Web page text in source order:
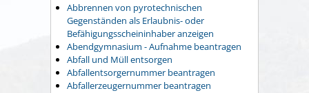
Abbrennen von pyrotechnischen
Gegenständen als Erlaubnis- oder
Befähigungsscheininhaber anzeigen
Abendgymnasium - Aufnahme beantragen
Abfall und Müll entsorgen
Abfallentsorgernummer beantragen
Abfallerzeugernummer beantragen